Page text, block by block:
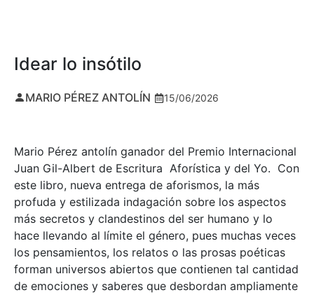
Idear lo insótilo
MARIO PÉREZ ANTOLÍN 15/06/2026
Mario Pérez antolín ganador del Premio Internacional
Juan Gil-Albert de Escritura Aforística y del Yo. Con
este libro, nueva entrega de aforismos, la más
profuda y estilizada indagación sobre los aspectos
más secretos y clandestinos del ser humano y lo
hace llevando al límite el género, pues muchas veces
los pensamientos, los relatos o las prosas poéticas
forman universos abiertos que contienen tal cantidad
de emociones y saberes que desbordan ampliamente